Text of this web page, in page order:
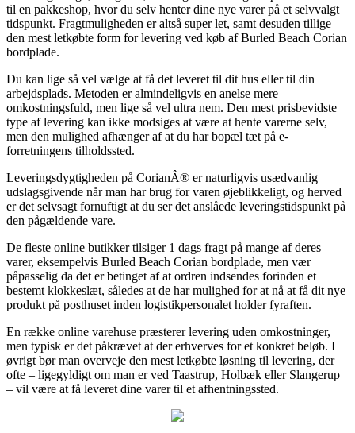
til en pakkeshop, hvor du selv henter dine nye varer på et selvvalgt
tidspunkt. Fragtmuligheden er altså super let, samt desuden tillige
den mest letkøbte form for levering ved køb af Burled Beach Corian
bordplade.
Du kan lige så vel vælge at få det leveret til dit hus eller til din
arbejdsplads. Metoden er almindeligvis en anelse mere
omkostningsfuld, men lige så vel ultra nem. Den mest prisbevidste
type af levering kan ikke modsiges at være at hente varerne selv,
men den mulighed afhænger af at du har bopæl tæt på e-
forretningens tilholdssted.
Leveringsdygtigheden på CorianÂ® er naturligvis usædvanlig
udslagsgivende når man har brug for varen øjeblikkeligt, og herved
er det selvsagt fornuftigt at du ser det anslåede leveringstidspunkt på
den pågældende vare.
De fleste online butikker tilsiger 1 dags fragt på mange af deres
varer, eksempelvis Burled Beach Corian bordplade, men vær
påpasselig da det er betinget af at ordren indsendes forinden et
bestemt klokkeslæt, således at de har mulighed for at nå at få dit nye
produkt på posthuset inden logistikpersonalet holder fyraften.
En række online varehuse præsterer levering uden omkostninger,
men typisk er det påkrævet at der erhverves for et konkret beløb. I
øvrigt bør man overveje den mest letkøbte løsning til levering, der
ofte – ligegyldigt om man er ved Taastrup, Holbæk eller Slangerup
– vil være at få leveret dine varer til et afhentningssted.